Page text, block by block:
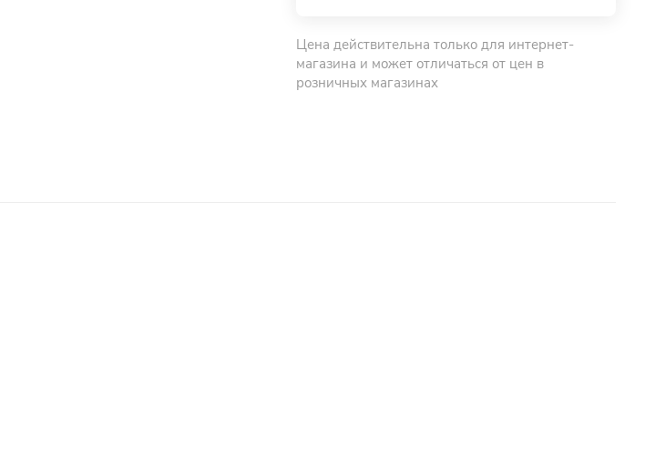
Цена действительна только для интернет-
магазина и может отличаться от цен в
розничных магазинах